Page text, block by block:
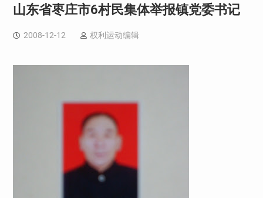
山东省枣庄市6村民集体举报镇党委书记
2008-12-12 权利运动编辑